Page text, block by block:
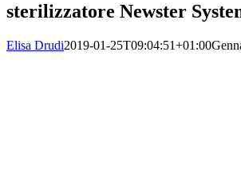
sterilizzatore Newster
Elisa Drudi2019-01-25T09:04:51+01:00